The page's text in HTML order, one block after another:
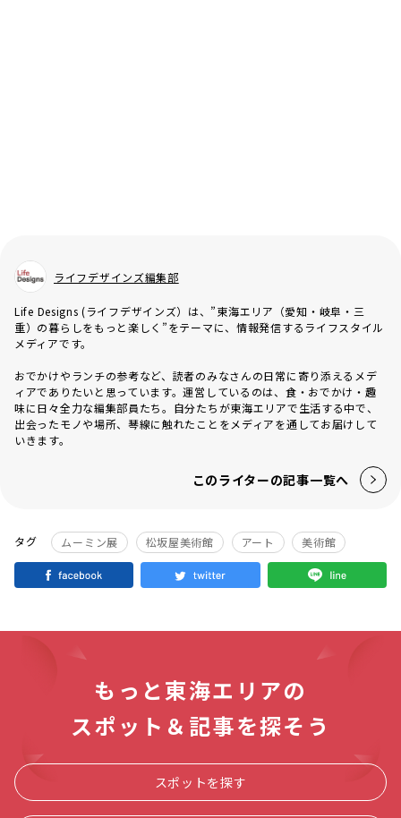
ライフデザインズ編集部
Life Designs (ライフデザインズ）は、”東海エリア（愛知・岐阜・三
重）の暮らしをもっと楽しく”をテーマに、情報発信するライフスタイル
メディアです。
おでかけやランチの参考など、読者のみなさんの日常に寄り添えるメデ
ィアでありたいと思っています。運営しているのは、食・おでかけ・趣
味に日々全力な編集部員たち。自分たちが東海エリアで生活する中で、
出会ったモノや場所、琴線に触れたことをメディアを通してお届けして
いきます。
このライターの記事一覧へ
タグ ムーミン展 松坂屋美術館 アート 美術館
もっと東海エリアの
スポット＆記事を探そう
スポットを探す